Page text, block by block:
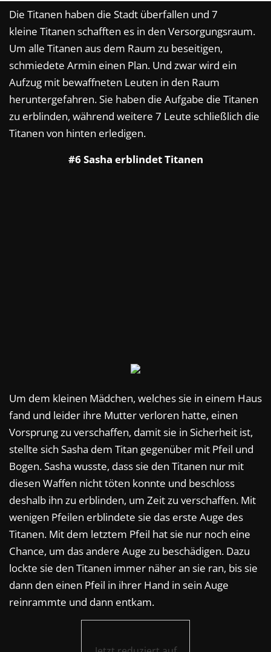
Die Titanen haben die Stadt überfallen und 7
kleine Titanen schafften es in den Versorgungsraum.
Um alle Titanen aus dem Raum zu beseitigen,
schmiedete Armin einen Plan. Und zwar wird ein
Aufzug mit bewaffneten Leuten in den Raum
heruntergefahren. Sie haben die Aufgabe die Titanen
zu erblinden, während weitere 7 Leute schließlich die
Titanen von hinten erledigen.
#6 Sasha erblindet Titanen
Um dem kleinen Mädchen, welches sie in einem Haus
fand und leider ihre Mutter verloren hatte, einen
Vorsprung zu verschaffen, damit sie in Sicherheit ist,
stellte sich Sasha dem Titan gegenüber mit Pfeil und
Bogen. Sasha wusste, dass sie den Titanen nur mit
diesen Waffen nicht töten konnte und beschloss
deshalb ihn zu erblinden, um Zeit zu verschaffen. Mit
wenigen Pfeilen erblindete sie das erste Auge des
Titanen. Mit dem letztem Pfeil hat sie nur noch eine
Chance, um das andere Auge zu beschädigen. Dazu
lockte sie den Titanen immer näher an sie ran, bis sie
dann den einen Pfeil in ihrer Hand in sein Auge
reinrammte und dann entkam.